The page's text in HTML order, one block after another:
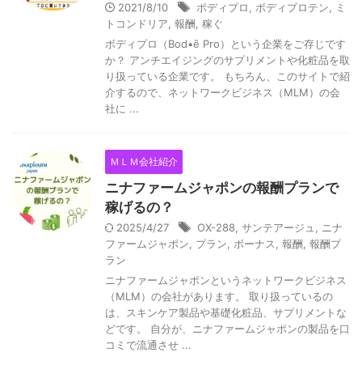
2021/8/10 ボディプロ ボディプロテン
ミ
トコンドリア 報酬 稼ぐ
ボディプロ（Bod•ē Pro）という企業をご存じです
か？ アンチエイジングのサプリメントや化粧品を取
り扱っている企業です。 もちろん、このサイトで紹
介するので、ネットワークビジネス（MLM）の会
社に ...
ＭＬＭ会社紹介
ニナファームジャポンの報酬プランで
稼げるの？
2025/4/27 OX-288 サンテアージュ
ニナ
ファームジャポン
プラン ボーナス 報酬 報酬プ
ラン
ニナファームジャポンというネットワークビジネス
（MLM）の会社があります。 取り扱っているの
は、スキンケア製品や基礎化粧品、サプリメントな
どです。 自分が、ニナファームジャポンの製品を口
コミで流通させ ...